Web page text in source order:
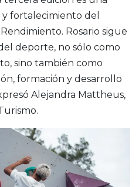
fortalecimiento del
Rosario sigue
deporte, no sólo como
sino también como
formación y desarrollo
Alejandra Mattheus,